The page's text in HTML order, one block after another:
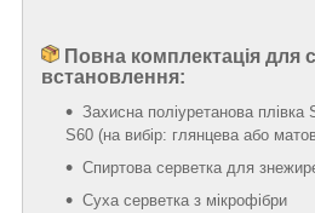
Повна комплектація для
встановлення:
Захисна поліуретанова
S60 (на вибір: глянцева або
Спиртова серветка для
Суха серветка з мікрофібри